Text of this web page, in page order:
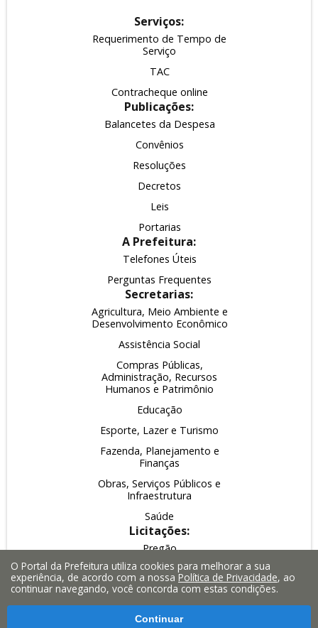
Serviços:
Requerimento de Tempo de
Serviço
TAC
Contracheque online
Publicações:
Balancetes da Despesa
Convênios
Resoluções
Decretos
Leis
Portarias
A Prefeitura:
Telefones Úteis
Perguntas Frequentes
Secretarias:
Agricultura, Meio Ambiente e
Desenvolvimento Econômico
Assistência Social
Compras Públicas,
Administração, Recursos
Humanos e Patrimônio
Educação
Esporte, Lazer e Turismo
Fazenda, Planejamento e
Finanças
Obras, Serviços Públicos e
Infraestrutura
Saúde
Licitações:
Pregão
Leilão
Inexigibilidade
Dispensa
O Portal da Prefeitura utiliza cookies para melhorar a sua
experiência, de acordo com a nossaPolítica de Privacidade, ao
continuar navegando, você concorda com estas condições.
Continuar